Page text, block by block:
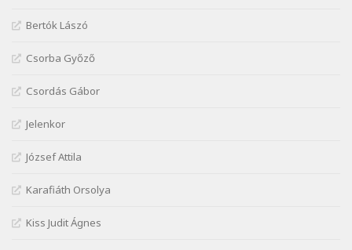
Márai Sándor: Zsoltár
Mária Sándor: Hallgatás
Szélkiáltó
Szélkiáltó
Nagy Bandó András: Bagon át
Szélkiáltó
Nagy Bandó András: Botos tánc
Nagy Bandó András: Egérút
Bertók Lászó
Csorba Győző
Csordás Gábor
Jelenkor
József Attila
Karafiáth Orsolya
Kiss Judit Ágnes